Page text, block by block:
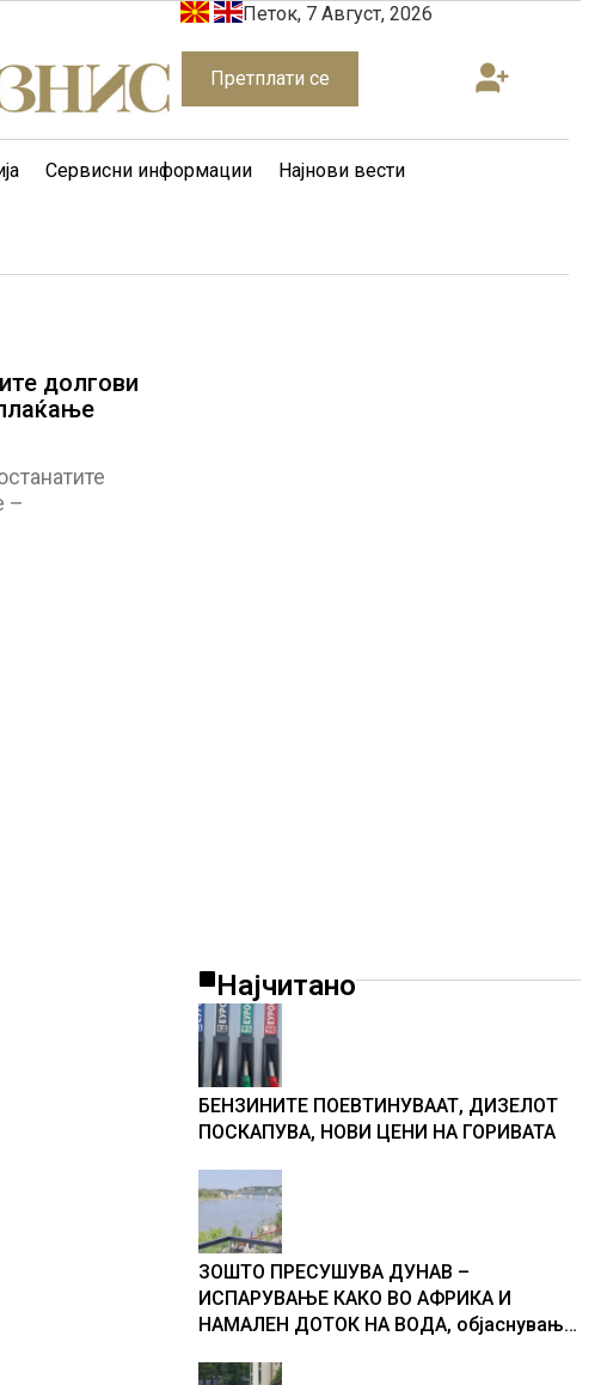
Петок, 7 Август, 2026
Претплати се
Сервисни информации Најнови вести
долгови
–
Најчитано
БЕНЗИНИТЕ ПОЕВТИНУВААТ, ДИЗЕЛОТ
ПОСКАПУВА, НОВИ ЦЕНИ НА ГОРИВАТА
ЗОШТО ПРЕСУШУВА ДУНАВ –
ИСПАРУВАЊЕ КАКО ВО АФРИКА И
НАМАЛЕН ДОТОК НА ВОДА, објаснување